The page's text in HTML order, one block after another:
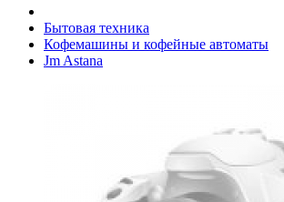
Бытовая техника
Кофемашины и кофейные автоматы
Jm Astana